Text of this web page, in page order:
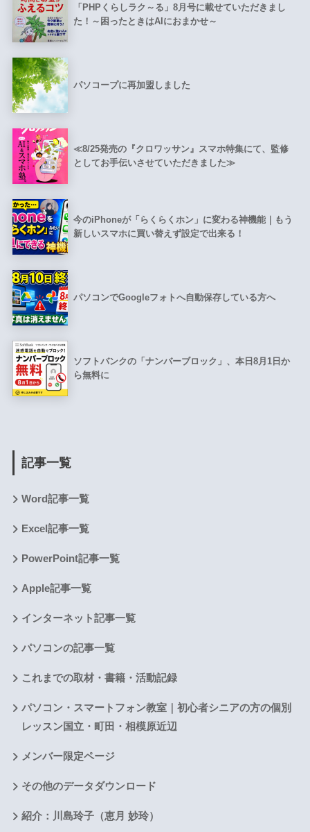
「PHPくらしラク～る」8月号に載せていただきまし
た！～困ったときはAIにおまかせ～
パソコープに再加盟しました
≪8/25発売の『クロワッサン』スマホ特集にて、監修
としてお手伝いさせていただきました≫
今のiPhoneが「らくらくホン」に変わる神機能｜もう
新しいスマホに買い替えず設定で出来る！
パソコンでGoogleフォトへ自動保存している方へ
ソフトバンクの「ナンバーブロック」、本日8月1日か
ら無料に
記事一覧
Word記事一覧
Excel記事一覧
PowerPoint記事一覧
Apple記事一覧
インターネット記事一覧
パソコンの記事一覧
これまでの取材・書籍・活動記録
パソコン・スマートフォン教室｜初心者シニアの方の個別
レッスン国立・町田・相模原近辺
メンバー限定ページ
その他のデータダウンロード
紹介：川島玲子（恵月 妙玲）